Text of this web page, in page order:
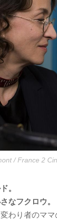
/ France 2
。
なフクロウ。
わり者のマ